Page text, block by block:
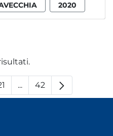
2020
Pagina
...Pagine intermedie
Pagina
42